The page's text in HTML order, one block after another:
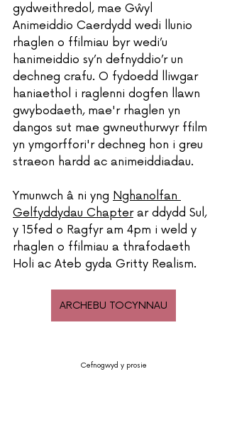
gydweithredol, mae Gŵyl
Animeiddio Caerdydd wedi llunio
rhaglen o ffilmiau byr wedi’u
hanimeiddio sy’n defnyddio’r un
dechneg crafu. O fydoedd lliwgar
haniaethol i raglenni dogfen llawn
gwybodaeth, mae'r rhaglen yn
dangos sut mae gwneuthurwyr ffilm
yn ymgorffori'r dechneg hon i greu
straeon hardd ac animeiddiadau.
Ymunwch â ni yng Nghanolfan
Gelfyddydau Chapter ar ddydd Sul,
y 15fed o Ragfyr am 4pm i weld y
rhaglen o ffilmiau a thrafodaeth
Holi ac Ateb gyda Gritty Realism.
ARCHEBU TOCYNNAU
Cefnogwyd y prosie